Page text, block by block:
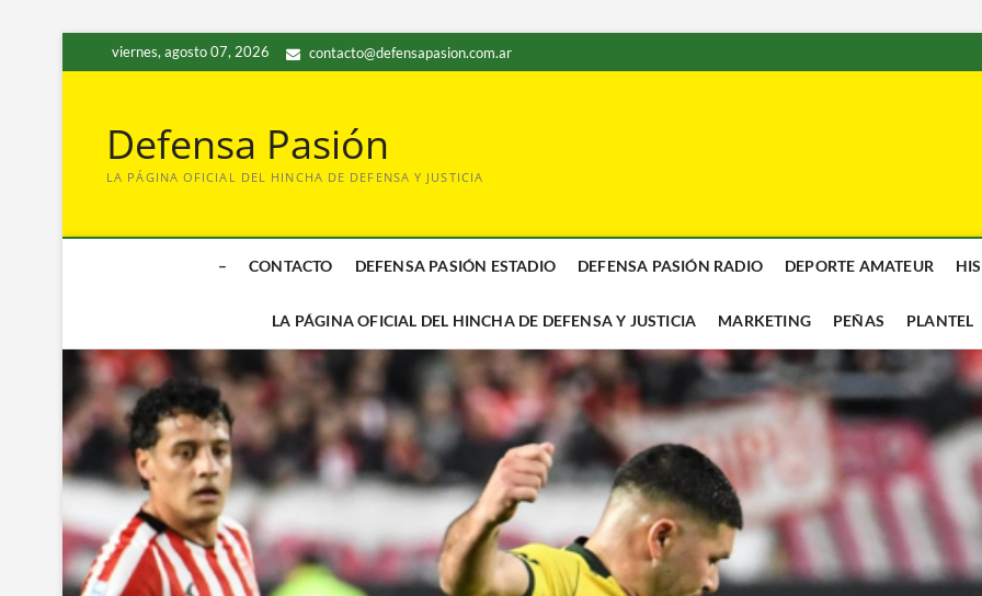
al
viernes, agosto 07, 2026 contacto@defensapasion.com.ar
Defensa Pasión
LA PÁGINA OFICIAL DEL HINCHA DE DEFENSA Y JUSTICIA
– CONTACTO DEFENSA PASIÓN ESTADIO DEFENSA PASIÓN RADIO DEPORTE AMATEUR
LA PÁGINA OFICIAL DEL HINCHA DE DEFENSA Y JUSTICIA MARKETING PEÑAS PLANTEL